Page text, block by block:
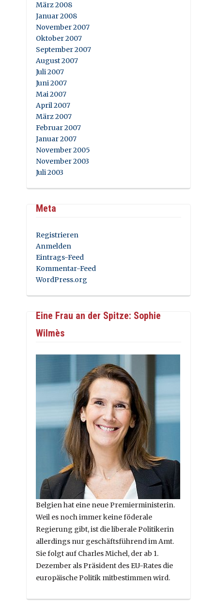
März 2008
Januar 2008
November 2007
Oktober 2007
September 2007
August 2007
Juli 2007
Juni 2007
Mai 2007
April 2007
März 2007
Februar 2007
Januar 2007
November 2005
November 2003
Juli 2003
Meta
Registrieren
Anmelden
Eintrags-Feed
Kommentar-Feed
WordPress.org
Eine Frau an der Spitze: Sophie
Wilmès
Belgien hat eine neue Premierministerin.
Weil es noch immer keine föderale
Regierung gibt, ist die liberale Politikerin
allerdings nur geschäftsführend im Amt.
Sie folgt auf Charles Michel, der ab 1.
Dezember als Präsident des EU-Rates die
europäische Politik mitbestimmen wird.